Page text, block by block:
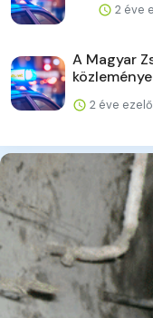
2 éve
A Magyar
közleménye
2 éve